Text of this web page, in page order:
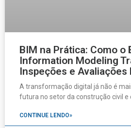
BIM na Prática: Como o
Information Modeling
Inspeções e Avaliações
A transformação digital já não é
futura no setor da construção civil e
CONTINUE LENDO»